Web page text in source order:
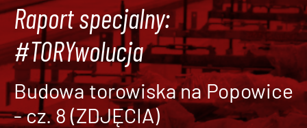
Raport specjalny:
#TORYwolucja
Budowa torowiska na Popowice
- cz. 8 (ZDJĘCIA)